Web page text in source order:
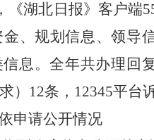
《湖北日报》客户端
、规划信息、领导
息。全年共办理回
） 12条， 12345平台
申请公开情况